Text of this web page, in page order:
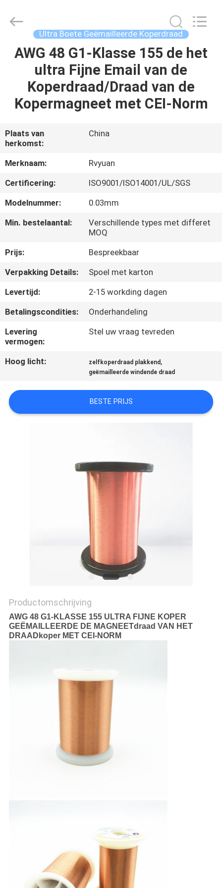
HUIS
PRODUCTEN
VIDEOS
ONGEVEER
ONS
FABRIEKSREIS
KWALITEITSCONTROLE
CONTACTEER
ONS
NIEUWS
VERZOEK
OM EEN
SITEMAP
Material
Co,.Ltd.
Ultra Boete Geëmailleerde Koperdraad
AWG 48 G1-Klasse 155 de het
ultra Fijne Email van de
Koperdraad/Draad van de
Kopermagneet met CEI-Norm
Plaats van
herkomst:
China
Merknaam:
Rvyuan
Certificering:
ISO9001/ISO14001/UL/SGS
Modelnummer:
0.03mm
Min. bestelaantal:
Verschillende types met differet
MOQ
Prijs:
Bespreekbaar
Verpakking Details:
Spoel met karton
Levertijd:
2-15 workding dagen
Betalingscondities:
Onderhandeling
Levering
vermogen:
Stel uw vraag tevreden
Hoog licht: zelfkoperdraad plakkend ,
geëmailleerde windende draad
BESTE PRIJS
Productomschrijving
AWG 48 G1-KLASSE 155 ULTRA FIJNE KOPER
GEËMAILLEERDE DE MAGNEETdraad VAN HET
DRAADkoper MET CEI-NORM